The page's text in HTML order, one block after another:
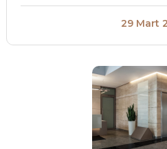
29 Mart